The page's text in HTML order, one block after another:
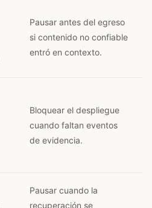
Pausar antes del egreso
si contenido no confiable
entró en contexto.
Bloquear el despliegue
cuando faltan eventos
de evidencia.
Pausar cuando la
recuperación se